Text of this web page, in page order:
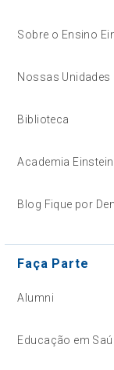
Sobre o Ensino
Nossas Unidades
Biblioteca
Academia
Blog Fique por
Faça Parte
Alumni
Educação em